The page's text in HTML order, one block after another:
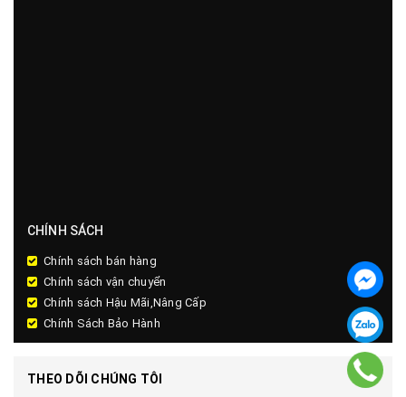
CHÍNH SÁCH
Chính sách bán hàng
Chính sách vận chuyển
Chính sách Hậu Mãi,Nâng Cấp
Chính Sách Bảo Hành
THEO DÕI CHÚNG TÔI